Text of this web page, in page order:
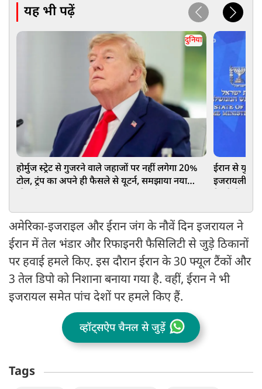
यह भी पढ़ें
दुनिया
होर्मुज स्‍ट्रेट से गुजरने वाले जहाजों पर नहीं लगेगा 20%
टोल, ट्रंप का अपने ही फैसले से यूटर्न, समझाया नया
ईरान से युद्ध
इजरायली
अमेरिका-इजराइल और ईरान जंग के नौवें दिन इजरायल ने
ईरान में तेल भंडार और रिफाइनरी फैसिलिटी से जुड़े ठिकानों
पर हवाई हमले किए. इस दौरान ईरान के 30 फ्यूल टैंकों और
3 तेल डिपो को निशाना बनाया गया है. वहीं, ईरान ने भी
इजरायल समेत पांच देशों पर हमले किए हैं.
व्हॉट्सऐप चैनल से जुड़ें
Tags